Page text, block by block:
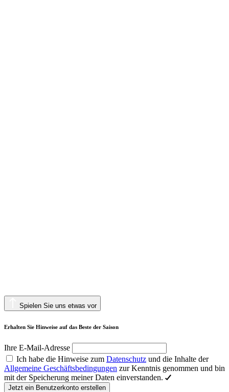
Spielen Sie uns etwas vor
Erhalten Sie Hinweise auf das Beste der Saison
Ihre E-Mail-Adresse
Ich habe die Hinweise zum Datenschutz und die Inhalte der
Allgemeine Geschäftsbedingungen zur Kenntnis genommen und bin
mit der Speicherung meiner Daten einverstanden.
Jetzt ein Benutzerkonto erstellen